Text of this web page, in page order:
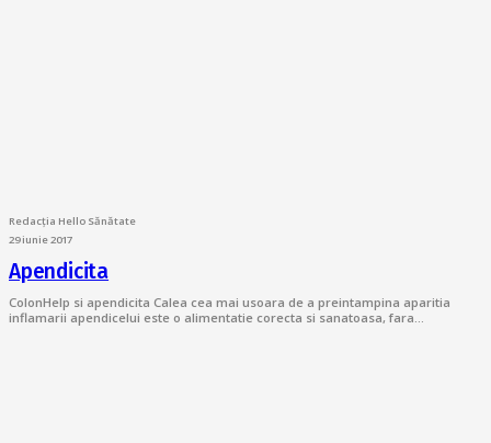
Redacția Hello Sănătate
29 iunie 2017
Apendicita
ColonHelp si apendicita Calea cea mai usoara de a preintampina aparitia
inflamarii apendicelui este o alimentatie corecta si sanatoasa, fara…